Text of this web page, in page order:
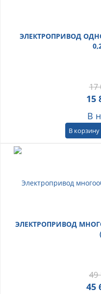
ЭЛЕКТРОПРИВОД
17
15
В
В корзину
ЭЛЕКТРОПРИВОД
49
45